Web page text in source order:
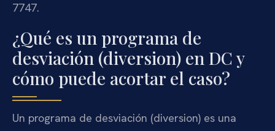
7747.
¿Qué es un programa de
desviación (diversion) en DC y
cómo puede acortar el caso?
Un programa de desviación (diversion) es una